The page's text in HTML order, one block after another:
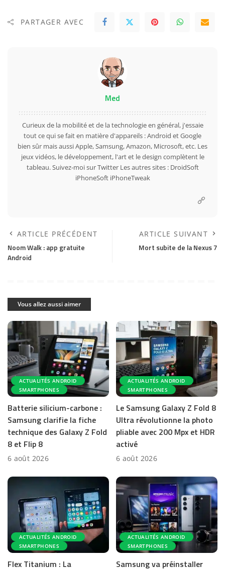
PARTAGER AVEC
Med
Curieux de la mobilité et de la technologie en général, j'essaie
tout ce qui se fait en matière d'appareils : Android et Google
bien sûr mais aussi Apple, Samsung, Amazon, Microsoft, etc. Les
jeux vidéos, le développement, l'art et le design complètent le
tableau. Suivez-moi surTwitterLes autres sites : DroidSoft
iPhoneSoft iPhoneTweak
ARTICLE PRÉCÉDENT
Noom Walk : app gratuite
Android
ARTICLE SUIVANT
Mort subite de la Nexus 7
Vous allez aussi aimer
ACTUALITÉS ANDROID
SMARTPHONES
Batterie silicium-carbone :
Samsung clarifie la fiche
technique des Galaxy Z Fold
8 et Flip 8
6 août 2026
ACTUALITÉS ANDROID
SMARTPHONES
Le Samsung Galaxy Z Fold 8
Ultra révolutionne la photo
pliable avec 200 Mpx et HDR
activé
6 août 2026
ACTUALITÉS ANDROID
SMARTPHONES
Flex Titanium : La
ACTUALITÉS ANDROID
SMARTPHONES
Samsung va préinstaller